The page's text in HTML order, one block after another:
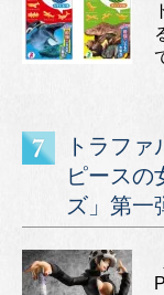
トラフ
ピースの
ズ」第一